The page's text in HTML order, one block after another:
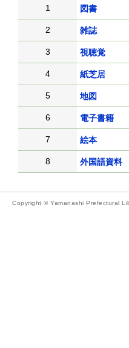
1
図書
2 雑誌
3 視聴覚
4 紙芝居
5 地図
6 電子書籍
7 絵本
8 外国語資料
Copyright © Yamanashi Prefectural